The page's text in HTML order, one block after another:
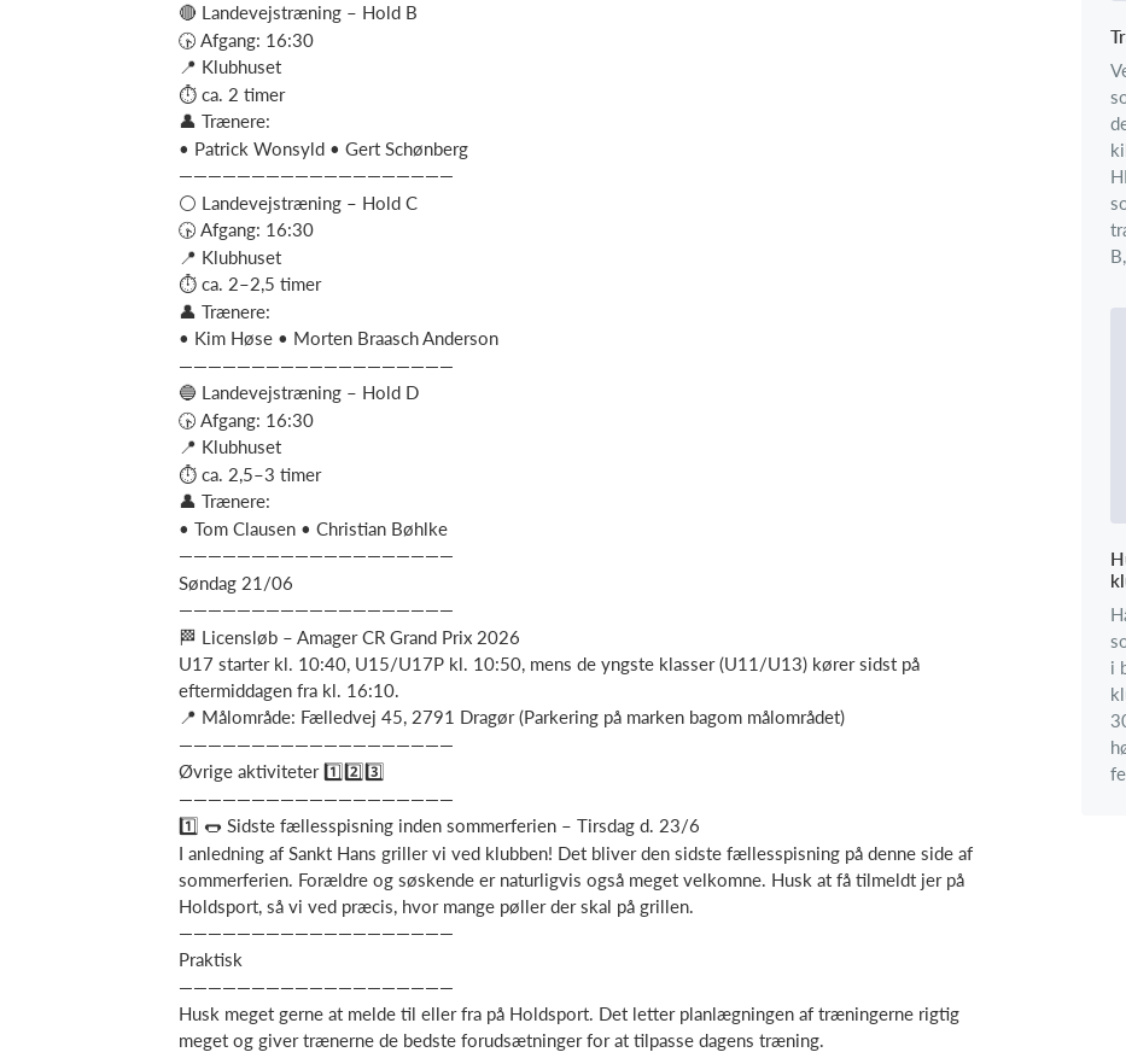
🔴 Landevejstræning – Hold B
🕟 Afgang: 16:30
📍 Klubhuset
⏱ ca. 2 timer
👤 Trænere:
• Patrick Wonsyld • Gert Schønberg
———————————————————
⚪ Landevejstræning – Hold C
🕟 Afgang: 16:30
📍 Klubhuset
⏱ ca. 2–2,5 timer
👤 Trænere:
• Kim Høse • Morten Braasch Anderson
———————————————————
🔵 Landevejstræning – Hold D
🕟 Afgang: 16:30
📍 Klubhuset
⏱ ca. 2,5–3 timer
👤 Trænere:
• Tom Clausen • Christian Bøhlke
———————————————————
Søndag 21/06
———————————————————
🏁 Licensløb – Amager CR Grand Prix 2026
U17 starter kl. 10:40, U15/U17P kl. 10:50, mens de yngste klasser (U11/U13) kører sidst på
eftermiddagen fra kl. 16:10.
📍 Målområde: Fælledvej 45, 2791 Dragør (Parkering på marken bagom målområdet)
———————————————————
Øvrige aktiviteter 1️⃣2️⃣3️⃣
———————————————————
1️⃣ 🌭 Sidste fællesspisning inden sommerferien – Tirsdag d. 23/6
I anledning af Sankt Hans griller vi ved klubben! Det bliver den sidste fællesspisning på denne side af
sommerferien. Forældre og søskende er naturligvis også meget velkomne. Husk at få tilmeldt jer på
Holdsport, så vi ved præcis, hvor mange pøller der skal på grillen.
———————————————————
Praktisk
———————————————————
Husk meget gerne at melde til eller fra på Holdsport. Det letter planlægningen af træningerne rigtig
meget og giver trænerne de bedste forudsætninger for at tilpasse dagens træning.
i